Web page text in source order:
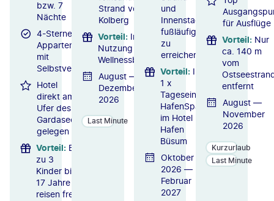
bzw. 7
Nächte
4-Sterne-
Appartementanlage
mit
Selbstverpflegung
Hotel
direkt am
Ufer des
Gardasees
gelegen
Vorteil: Bis
zu 3
Kinder bis
17 Jahre
reisen frei
Strand von
Kolberg
Vorteil: Inkl.
Nutzung des
Wellnessbereichs
August —
Dezember
2026
Last Minute
und
Innenstadt
fußläufig
zu
erreichen
Vorteil: Inkl.
1 x
Tageseintritt
HafenSpa
im Hotel
Hafen
Büsum
Oktober
2026 —
Februar
2027
für Ausflüge
Vorteil: Nur
ca. 140 m
vom
entfernt
August —
November
2026
Kurzurlaub
Last Minute